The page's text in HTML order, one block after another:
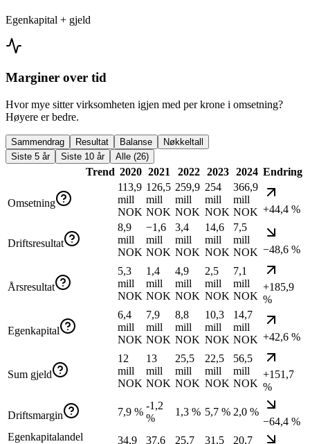
Egenkapital + gjeld
Marginer over tid
Hvor mye sitter virksomheten igjen med per krone i omsetning?
Høyere er bedre.
Sammendrag Resultat Balanse
Nøkkeltall
Siste 5 år
Siste 10 år Alle (26)
Trend 2020 2021 2022 2023 2024 Endring
Omsetning
113,9
mill
NOK
126,5
mill
NOK
259,9
mill
NOK
254
mill
NOK
366,9
mill
NOK +44,4 %
Driftsresultat
8,9
mill
NOK
−1,6
mill
NOK
3,4
mill
NOK
14,6
mill
NOK
7,5
mill
NOK −48,6 %
Årsresultat
5,3
mill
NOK
1,4
mill
NOK
4,9
mill
NOK
2,5
mill
NOK
7,1
mill
NOK
+185,9
%
Egenkapital
6,4
mill
NOK
7,9
mill
NOK
8,8
mill
NOK
10,3
mill
NOK
14,7
mill
NOK +42,6 %
Sum gjeld
12
mill
NOK
13
mill
NOK
25,5
mill
NOK
22,5
mill
NOK
56,5
mill
NOK
+151,7
%
Driftsmargin 7,9 %
-1,2
%
1,3 % 5,7 % 2,0 %
−64,4 %
Egenkapitalandel
34,9 37,6 25,7 31,5 20,7